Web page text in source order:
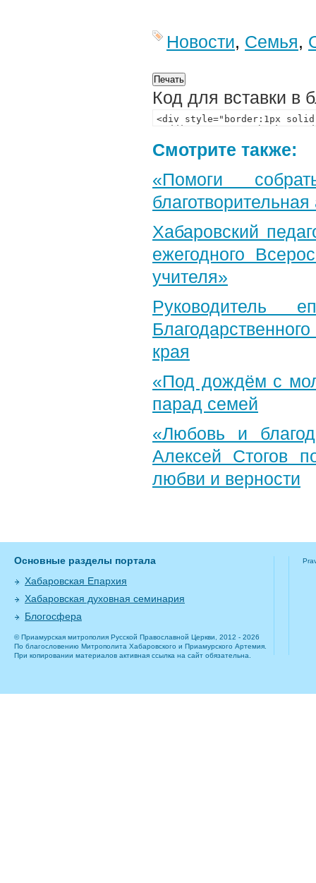
Новости, Семья,
Код для вставки в
Смотрите также:
«Помоги
Хабаровский
ежегодного
учителя»
Руководитель
края
«Под дождём с
парад семей
«Любовь и
Алексей Стогов
любви и верности
Основные разделы портала
Хабаровская Епархия
Хабаровская духовная семинария
Блогосфера
© Приамурская митрополия Русской Православной Церкви, 2012 - 2026
По благословению Митрополита Хабаровского и Приамурского Артемия.
При копировании материалов активная ссылка на сайт обязательна.